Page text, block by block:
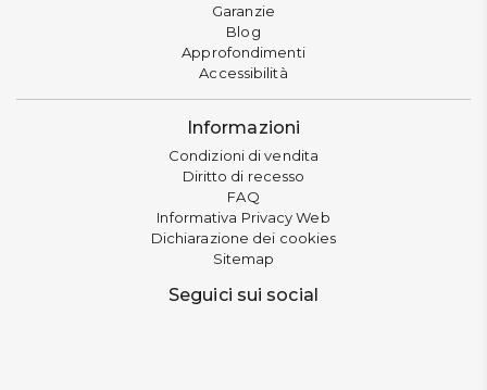
Garanzie
Blog
Approfondimenti
Accessibilità
Informazioni
Condizioni di vendita
Diritto di recesso
FAQ
Informativa Privacy Web
Dichiarazione dei cookies
Sitemap
Seguici sui social